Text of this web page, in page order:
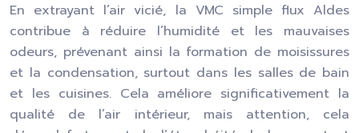
En extrayant l’air vicié, la VMC simple flux Aldes
contribue à réduire l’humidité et les mauvaises
odeurs, prévenant ainsi la formation de moisissures
et la condensation, surtout dans les salles de bain
et les cuisines. Cela améliore significativement la
qualité de l’air intérieur, mais attention, cela